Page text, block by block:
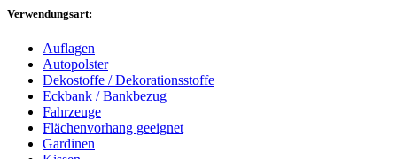
Verwendungsart:
Auflagen
Autopolster
Dekostoffe / Dekorationsstoffe
Eckbank / Bankbezug
Fahrzeuge
Flächenvorhang geeignet
Gardinen